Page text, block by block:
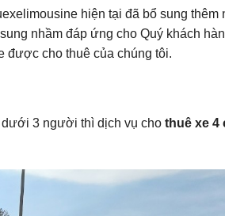
hiện tại đã bổ sung thêm
nhầm đáp ứng cho Quý khách
được cho thuê của chúng tôi.
3 người thì dịch vụ cho thuê xe 4